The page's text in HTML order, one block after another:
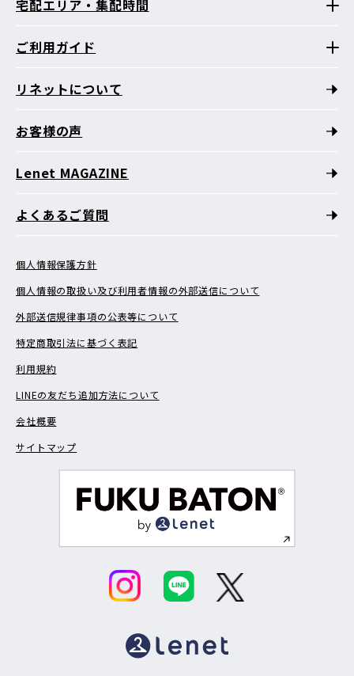
宅配エリア・集配時間
ご利用ガイド
リネットについて
お客様の声
Lenet MAGAZINE
よくあるご質問
個人情報保護方針
個人情報の取扱い及び利用者情報の外部送信について
外部送信規律事項の公表等について
特定商取引法に基づく表記
利用規約
LINEの友だち追加方法について
会社概要
サイトマップ